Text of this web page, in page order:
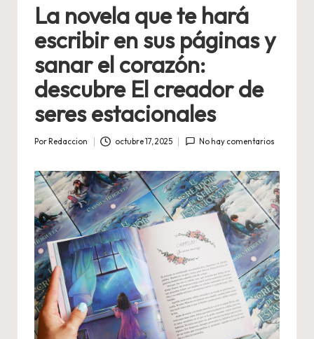
La novela que te hará
escribir en sus páginas y
sanar el corazón:
descubre El creador de
seres estacionales
Por Redaccion octubre 17, 2025 No hay comentarios